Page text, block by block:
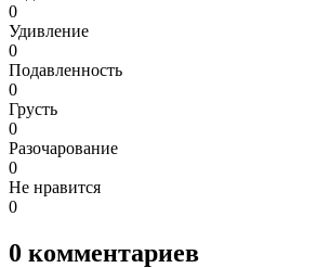
0
Удивление
0
Подавленность
0
Грусть
0
Разочарование
0
Не нравится
0
0 комментариев